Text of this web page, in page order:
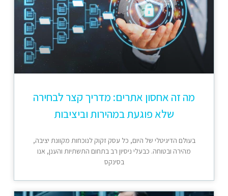
מה זה אחסון אתרים: מדריך קצר לבחירה
שלא פוגעת במהירות וביציבות
בעולם הדיגיטלי של היום, כל עסק זקוק לנוכחות מקוונת יציבה,
מהירה ובטוחה. כבעלי ניסיון רב בתחום התשתיות והענן, אנו
בסינקס